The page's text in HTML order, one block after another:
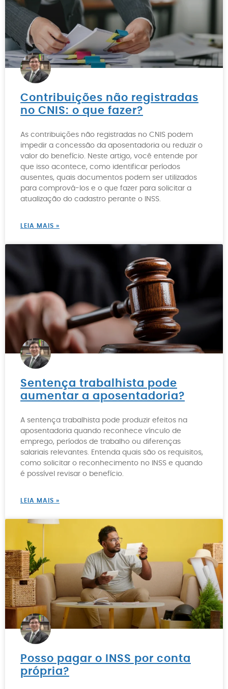
Contribuições não registradas
no CNIS: o que fazer?
As contribuições não registradas no CNIS podem
impedir a concessão da aposentadoria ou reduzir o
valor do benefício. Neste artigo, você entende por
que isso acontece, como identificar períodos
ausentes, quais documentos podem ser utilizados
para comprová-los e o que fazer para solicitar a
atualização do cadastro perante o INSS.
LEIA MAIS »
Sentença trabalhista pode
aumentar a aposentadoria?
A sentença trabalhista pode produzir efeitos na
aposentadoria quando reconhece vínculo de
emprego, períodos de trabalho ou diferenças
salariais relevantes. Entenda quais são os requisitos,
como solicitar o reconhecimento no INSS e quando
é possível revisar o benefício.
LEIA MAIS »
Posso pagar o INSS por conta
própria?